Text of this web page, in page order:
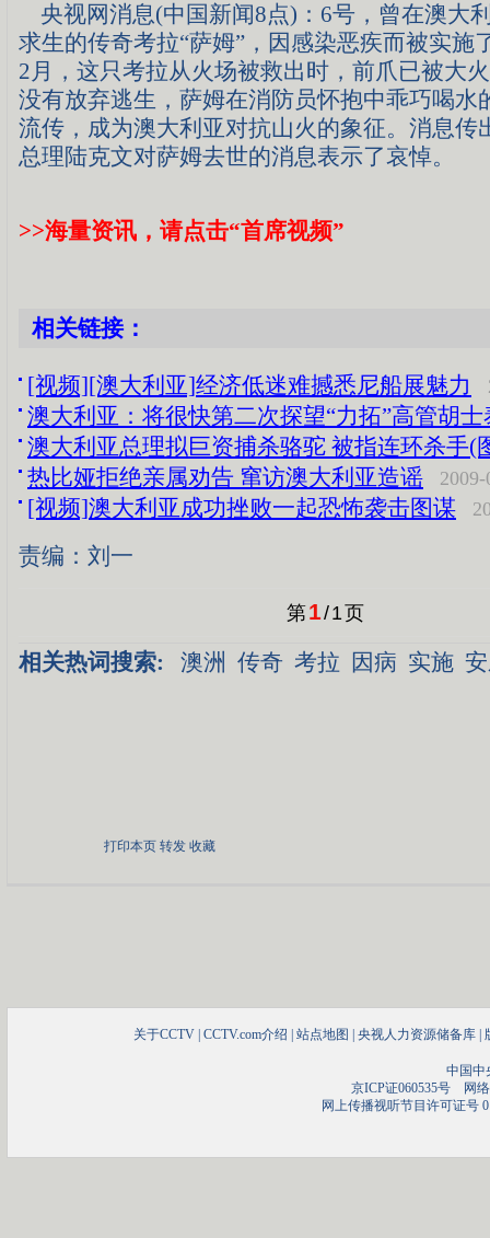
央视网消息(中国新闻8点)：6号，曾在澳大
求生的传奇考拉“萨姆”，因感染恶疾而被实施
2月，这只考拉从火场被救出时，前爪已被大
没有放弃逃生，萨姆在消防员怀抱中乖巧喝水
流传，成为澳大利亚对抗山火的象征。消息传
总理陆克文对萨姆去世的消息表示了哀悼。
>>海量资讯，请点击“首席视频”
相关链接：
[视频][澳大利亚]经济低迷难撼悉尼船展魅力
澳大利亚：将很快第二次探望“力拓”高管胡士
澳大利亚总理拟巨资捕杀骆驼 被指连环杀手(
热比娅拒绝亲属劝告 窜访澳大利亚造谣
[视频]澳大利亚成功挫败一起恐怖袭击图谋
责编：刘一
第1/1页
相关热词搜索: 澳洲 传奇 考拉 因病 实施
打印本页 转发 收藏
关于CCTV | CCTV.com介绍 | 站点地图 | 央视人力资源储备库 |
中国中
京ICP证060535号网络
网上传播视听节目许可证号